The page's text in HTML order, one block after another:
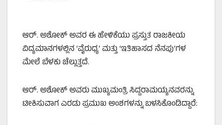
ಆರ್. ಅಶೋಕ್ ಅವರ ಈ ಹೇಳಿಕೆಯು ಪ್ರಸ್ತುತ ರಾಜಕೀಯ
ವಿದ್ಯಮಾನಗಳಲ್ಲಿನ ‘ವೈರುಧ್ಯ’ ಮತ್ತು ‘ಇತಿಹಾಸದ ನೆನಪು’ಗಳ
ಮೇಲೆ ಬೆಳಕು ಚೆಲ್ಲುತ್ತದೆ.
ಆರ್. ಅಶೋಕ್ ಅವರು ಮುಖ್ಯಮಂತ್ರಿ ಸಿದ್ದರಾಮಯ್ಯನವರನ್ನು
ಟೀಕಿಸುವಾಗ ಎರಡು ಪ್ರಮುಖ ಅಂಶಗಳನ್ನು ಬಳಸಿಕೊಂಡಿದ್ದಾರೆ: